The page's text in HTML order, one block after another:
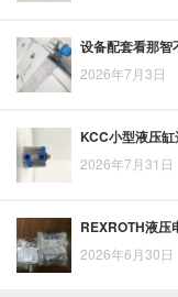
2026年7月3日
2026年7月31日
2026年6月30日